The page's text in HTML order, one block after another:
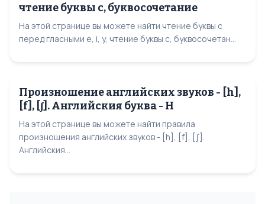
чтение буквы с, буквосочетание
На этой странице вы можете найти чтение буквы с
перед гласными e, i, y, чтение буквы с, буквосочетан...
Произношение английских звуков - [h],
[f], [ʃ]. Английския буква - H
На этой странице вы можете найти правила
произношения английских звуков - [h], [f], [ʃ].
Английския...